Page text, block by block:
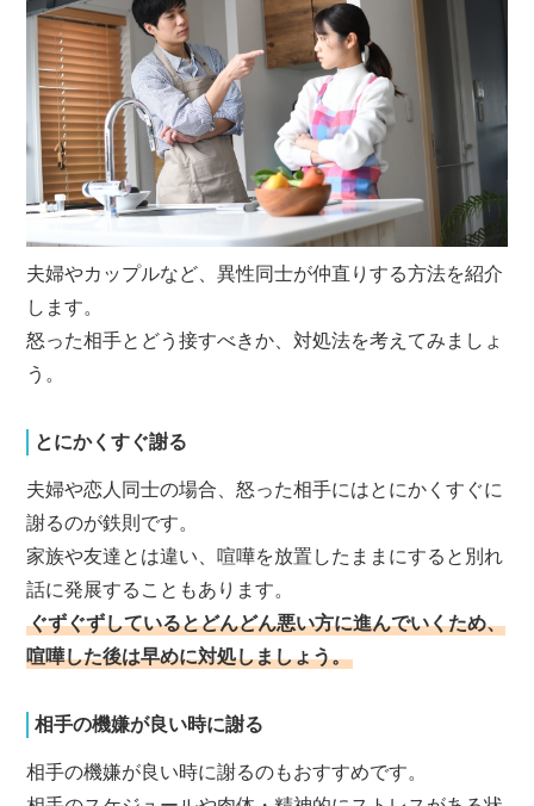
夫婦やカップルなど、異性同士が仲直りする方法を紹介
します。
怒った相手とどう接すべきか、対処法を考えてみましょ
う。
とにかくすぐ謝る
夫婦や恋人同士の場合、怒った相手にはとにかくすぐに
謝るのが鉄則です。
家族や友達とは違い、喧嘩を放置したままにすると別れ
話に発展することもあります。
ぐずぐずしているとどんどん悪い方に進んでいくため、
喧嘩した後は早めに対処しましょう。
相手の機嫌が良い時に謝る
相手の機嫌が良い時に謝るのもおすすめです。